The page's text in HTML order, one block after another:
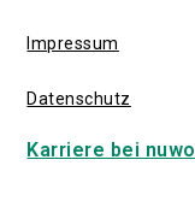
Impressum
Datenschutz
Karriere bei nuwo